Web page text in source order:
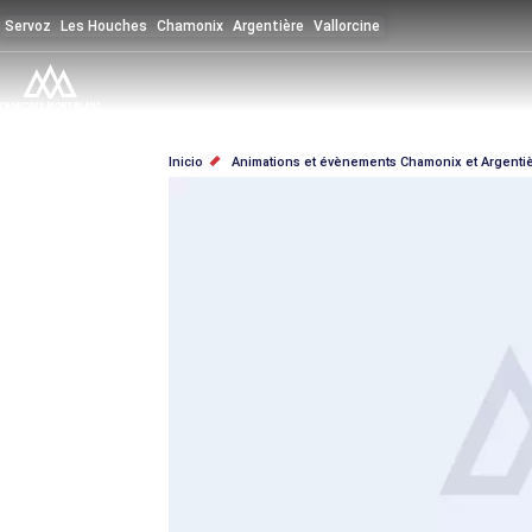
al
contenido
principal
Servoz Les Houches Chamonix Argentière Vallorcine
SOBRESCRIBIR
Inicio Animations et évènements Chamonix et